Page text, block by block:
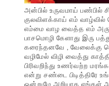
அன்பில் உருவமாய் பண்பில்
குலவிளக்காய் எம் வாழ்வில்
எம்மை வாழ வைத்த எம்
பாசமொழி கேளாது இரு
கரைந்தனவே , வேலைக்கு
வழிமேல் விழி வைத்து
பிரிவறிந்து உணர்வற்ற
என்று சண்டை பிடித்திரே
ஒன்றுமே அறியாத எங்கள்